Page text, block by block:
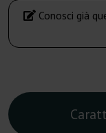
Conosci già